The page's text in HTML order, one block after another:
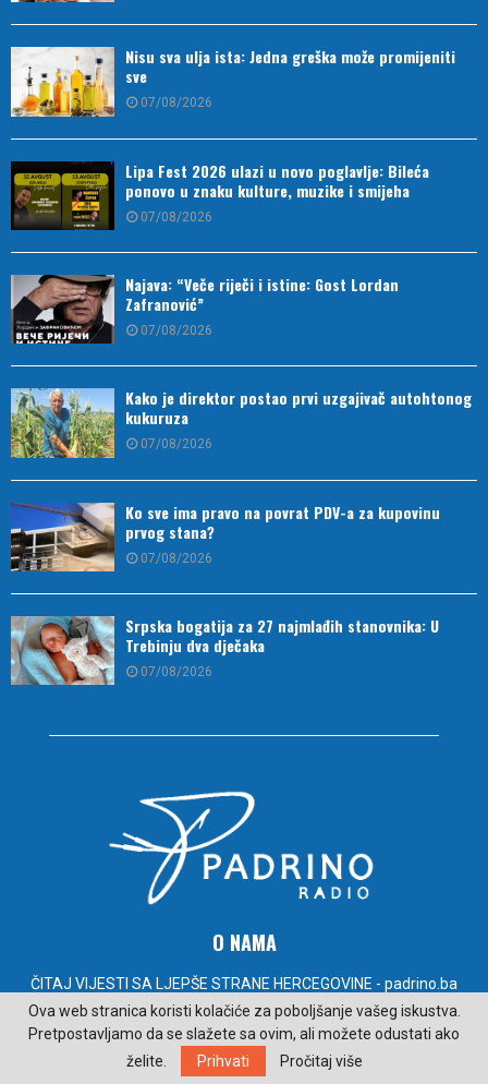
Nisu sva ulja ista: Jedna greška može promijeniti
sve
07/08/2026
Lipa Fest 2026 ulazi u novo poglavlje: Bileća
ponovo u znaku kulture, muzike i smijeha
07/08/2026
Najava: “Veče riječi i istine: Gost Lordan
Zafranović”
07/08/2026
Kako je direktor postao prvi uzgajivač autohtonog
kukuruza
07/08/2026
Ko sve ima pravo na povrat PDV-a za kupovinu
prvog stana?
07/08/2026
Srpska bogatija za 27 najmlađih stanovnika: U
Trebinju dva dječaka
07/08/2026
O NAMA
ČITAJ VIJESTI SA LJEPŠE STRANE HERCEGOVINE - padrino.ba
Kontakt: radiopadrino@gmail.com
Ova web stranica koristi kolačiće za poboljšanje vašeg iskustva.
Pretpostavljamo da se slažete sa ovim, ali možete odustati ako
želite.
Prihvati Pročitaj više